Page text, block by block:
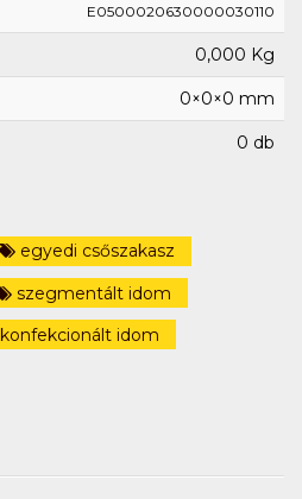
E0500020630000030110
0,000 Kg
0×0×0 mm
0 db
egyedi csőszakasz
szegmentált idom
konfekcionált idom